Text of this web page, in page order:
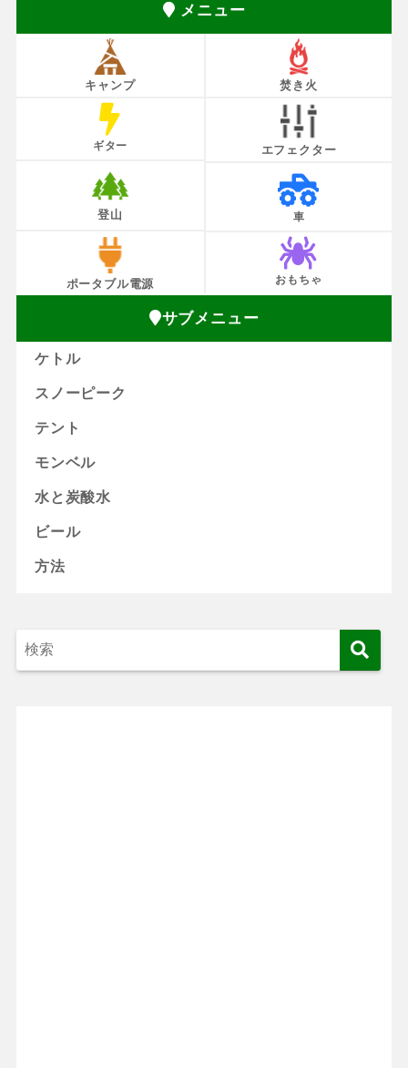
メニュー
キャンプ 焚き火
ギター エフェクター
登山 車
ポータブル電源 おもちゃ
サブメニュー
ケトル
スノーピーク
テント
モンベル
水と炭酸水
ビール
方法